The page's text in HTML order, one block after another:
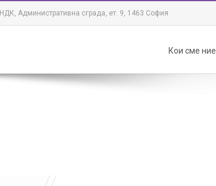
НДК, Административна сграда, ет. 9, 1463 София
Кои сме ние